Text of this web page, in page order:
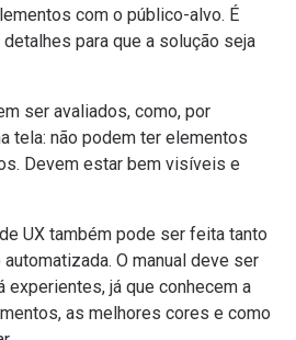
com o público-alvo. É
para que a solução seja
ser avaliados, como, por
tela: não podem ter elementos
Devem estar bem visíveis e
UX também pode ser feita tanto
O manual deve ser
já que conhecem a
as melhores cores e como